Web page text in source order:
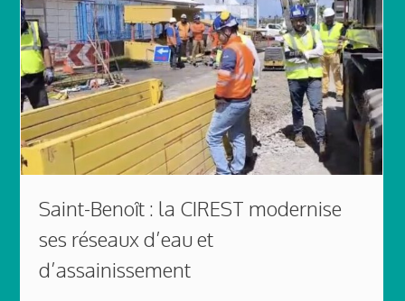
Saint-Benoît : la CIREST modernise
ses réseaux d’eau et
d’assainissement